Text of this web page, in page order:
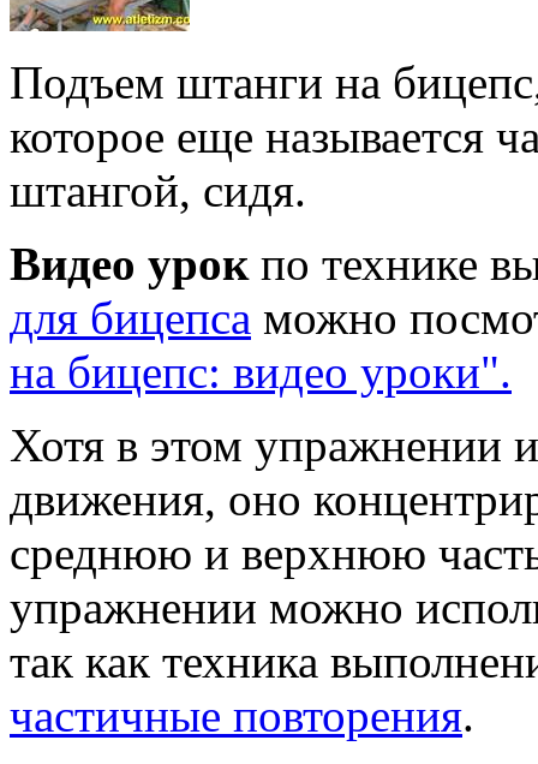
Подъем штанги на
которое еще называется
штангой, сидя.
Видео урокпо технике
для бицепса можно
на бицепс: видео уроки".
Хотя в этом упражнении
движения, оно
среднюю и верхнюю
упражнении можно
так как техника
частичные повторения.